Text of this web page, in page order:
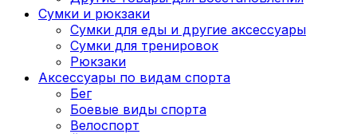
Сумки и рюкзаки
Сумки для еды и другие аксессуары
Сумки для тренировок
Рюкзаки
Аксессуары по видам спорта
Бег
Боевые виды спорта
Велоспорт